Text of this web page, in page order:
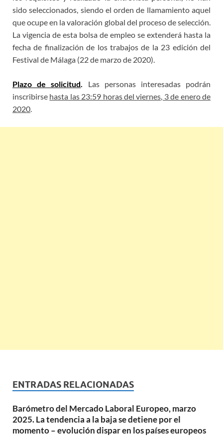
sido seleccionados, siendo el orden de llamamiento aquel
que ocupe en la valoración global del proceso de selección.
La vigencia de esta bolsa de empleo se extenderá hasta la
fecha de finalización de los trabajos de la 23 edición del
Festival de Málaga (22 de marzo de 2020).
Plazo de solicitud
Las personas interesadas podrán
inscribirse hasta las 23:59 horas del viernes, 3 de enero de
2020
ENTRADAS RELACIONADAS
Barómetro del Mercado Laboral Europeo, marzo
2025. La tendencia a la baja se detiene por el
momento – evolución dispar en los países europeos